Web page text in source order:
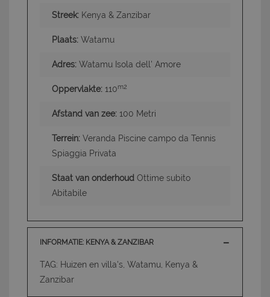
Streek: Kenya & Zanzibar
Plaats: Watamu
Adres: Watamu Isola dell' Amore
Oppervlakte: 110m2
Afstand van zee: 100 Metri
Terrein: Veranda Piscine campo da Tennis
Spiaggia Privata
Staat van onderhoud Ottime subito
Abitabile
INFORMATIE: KENYA & ZANZIBAR
TAG: Huizen en villa's, Watamu, Kenya &
Zanzibar